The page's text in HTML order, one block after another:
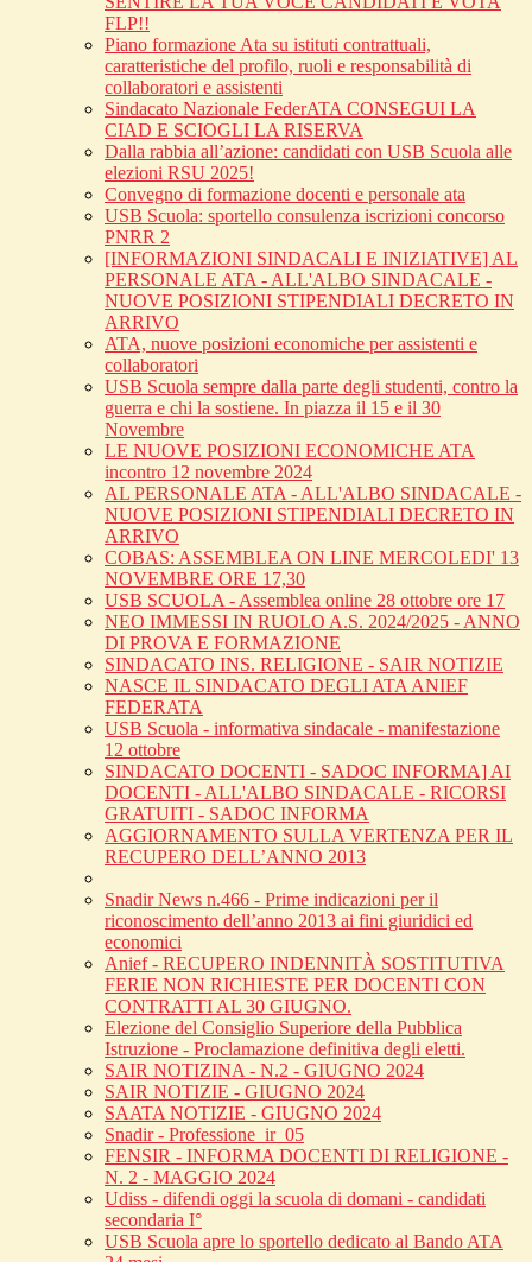
FLP!!
Piano formazione Ata su istituti contrattuali,
caratteristiche del profilo, ruoli e responsabilità di
collaboratori e assistenti
Sindacato Nazionale FederATA CONSEGUI LA
CIAD E SCIOGLI LA RISERVA
Dalla rabbia all’azione: candidati con USB Scuola alle
elezioni RSU 2025!
Convegno di formazione docenti e personale ata
USB Scuola: sportello consulenza iscrizioni concorso
PNRR 2
[INFORMAZIONI SINDACALI E INIZIATIVE] AL
PERSONALE ATA - ALL'ALBO SINDACALE -
NUOVE POSIZIONI STIPENDIALI DECRETO IN
ARRIVO
ATA, nuove posizioni economiche per assistenti e
collaboratori
USB Scuola sempre dalla parte degli studenti, contro la
guerra e chi la sostiene. In piazza il 15 e il 30
Novembre
LE NUOVE POSIZIONI ECONOMICHE ATA
incontro 12 novembre 2024
AL PERSONALE ATA - ALL'ALBO SINDACALE -
NUOVE POSIZIONI STIPENDIALI DECRETO IN
ARRIVO
COBAS: ASSEMBLEA ON LINE MERCOLEDI' 13
NOVEMBRE ORE 17,30
USB SCUOLA - Assemblea online 28 ottobre ore 17
NEO IMMESSI IN RUOLO A.S. 2024/2025 - ANNO
DI PROVA E FORMAZIONE
SINDACATO INS. RELIGIONE - SAIR NOTIZIE
NASCE IL SINDACATO DEGLI ATA ANIEF
FEDERATA
USB Scuola - informativa sindacale - manifestazione
12 ottobre
SINDACATO DOCENTI - SADOC INFORMA] AI
DOCENTI - ALL'ALBO SINDACALE - RICORSI
GRATUITI - SADOC INFORMA
AGGIORNAMENTO SULLA VERTENZA PER IL
RECUPERO DELL’ANNO 2013
Snadir News n.466 - Prime indicazioni per il
riconoscimento dell’anno 2013 ai fini giuridici ed
economici
Anief - RECUPERO INDENNITÀ SOSTITUTIVA
FERIE NON RICHIESTE PER DOCENTI CON
CONTRATTI AL 30 GIUGNO.
Elezione del Consiglio Superiore della Pubblica
Istruzione - Proclamazione definitiva degli eletti.
SAIR NOTIZINA - N.2 - GIUGNO 2024
SAIR NOTIZIE - GIUGNO 2024
SAATA NOTIZIE - GIUGNO 2024
Snadir - Professione_ir_05
FENSIR - INFORMA DOCENTI DI RELIGIONE -
N. 2 - MAGGIO 2024
Udiss - difendi oggi la scuola di domani - candidati
secondaria I°
USB Scuola apre lo sportello dedicato al Bando ATA